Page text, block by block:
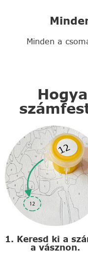
Minden a
1. Keresd ki a
a vásznon.